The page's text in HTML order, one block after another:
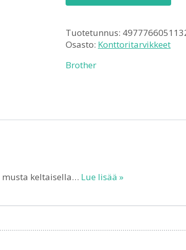
Tuotetunnus:
Osasto: Konttoritarvikkeet
Brother
musta keltaisella… Lue lisää »